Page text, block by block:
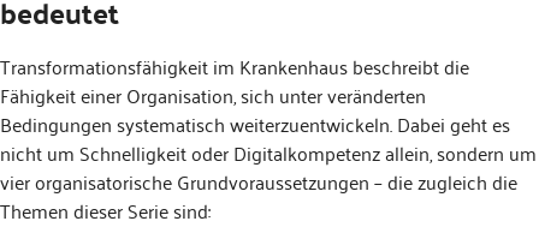
bedeutet
Transformationsfähigkeit im Krankenhaus beschreibt die
Fähigkeit einer Organisation, sich unter veränderten
Bedingungen systematisch weiterzuentwickeln. Dabei geht es
nicht um Schnelligkeit oder Digitalkompetenz allein, sondern um
vier organisatorische Grundvoraussetzungen – die zugleich die
Themen dieser Serie sind: